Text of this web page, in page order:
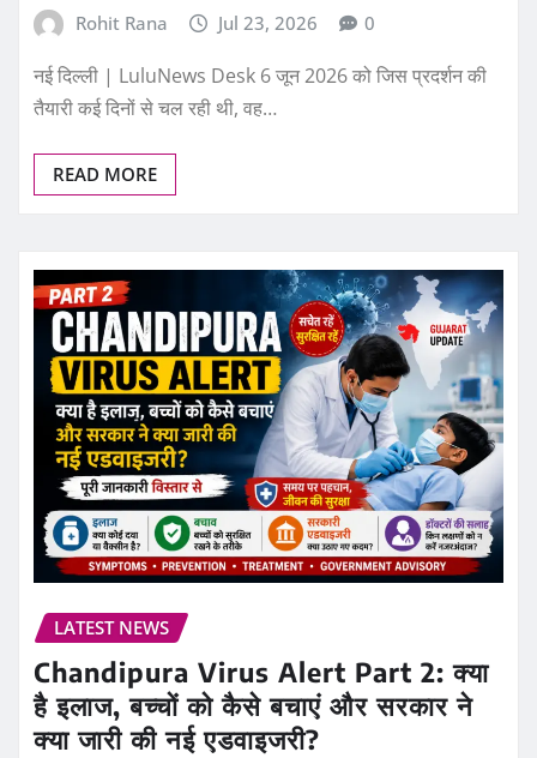
Rohit Rana Jul 23, 2026 0
नई दिल्ली | LuluNews Desk 6 जून 2026 को जिस प्रदर्शन की
तैयारी कई दिनों से चल रही थी, वह…
READ MORE
LATEST NEWS
Chandipura Virus Alert Part 2: क्या
है इलाज, बच्चों को कैसे बचाएं और सरकार ने
क्या जारी की नई एडवाइजरी?